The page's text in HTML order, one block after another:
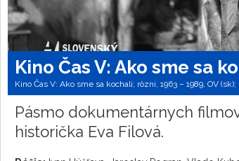
Kino Čas V: Ako sme sa
Kino Čas V: Ako sme sa kochali; rôzni, 1963 – 1989, OV
Pásmo dokumentárnych
historička Eva Filová.